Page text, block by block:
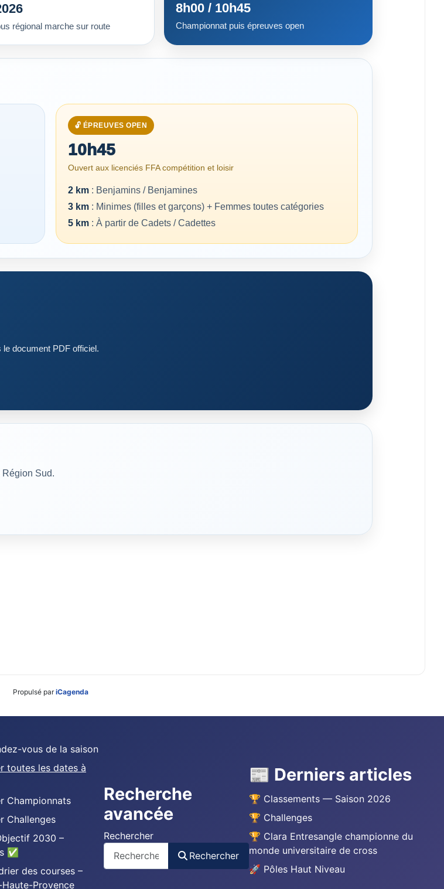
régional marche sur route
8h00 / 10h45
Championnat puis épreuves open
🔓 ÉPREUVES OPEN
10h45
Ouvert aux licenciés FFA compétition et loisir
2 km : Benjamins / Benjamines
3 km : Minimes (filles et garçons) + Femmes toutes catégories
5 km : À partir de Cadets / Cadettes
document PDF officiel.
Région Sud.
Propulsé pariCagenda
vous de la saison
toutes les dates à
Championnats
Challenges
2030 –
✅
des courses –
Provence
Recherche
avancée
Rechercher
Rechercher
📰 Derniers articles
🏆 Classements — Saison 2026
🏆 Challenges
🏆 Clara Entresangle championne du
monde universitaire de cross
🚀 Pôles Haut Niveau